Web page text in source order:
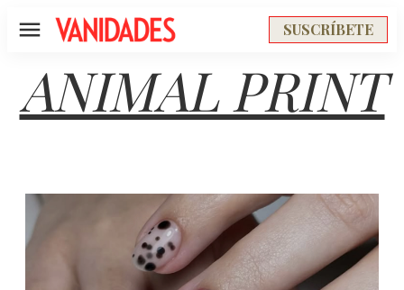
Menú SUSCRÍBETE
ANIMAL PRINT